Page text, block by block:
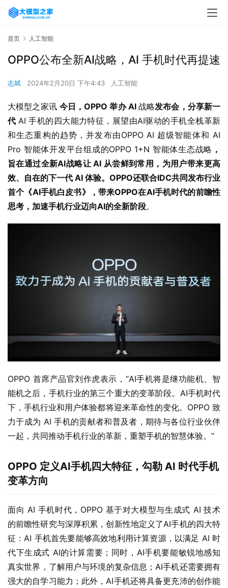
首页 人工智能
OPPO公布全新AI战略，AI 手机时代再提速
志斌 2024年2月20日 下午4:43 人工智能
大模型之家讯 今日，OPPO 举办 AI 战略发布会，分享新一
代 AI 手机的四大能力特征，展望由AI驱动的手机全栈革新
和生态重构的趋势，并发布由OPPO AI 超级智能体和 AI
Pro 智能体开发平台组成的OPPO 1+N 智能体生态战略 ，
旨在通过全新AI战略让 AI 从尝鲜到常用，为用户带来更高
效、自在的下一代 AI 体验。OPPO还联合IDC共同发布行业
首个《AI手机白皮书》，带来OPPO在AI手机时代的前瞻性
思考，加速手机行业迈向AI的全新阶段。
OPPO 首席产品官刘作虎表示，“AI手机将是继功能机、智
能机之后，手机行业的第三个重大的变革阶段。AI手机时代
下，手机行业和用户体验都将迎来革命性的变化。OPPO 致
力于成为 AI 手机的贡献者和普及者，期待与各位行业伙伴
一起，共同推动手机行业的革新，重塑手机的智慧体验。”
OPPO 定义AI手机四大特征，勾勒 AI 时代手机
变革方向
面向 AI 手机时代，OPPO 基于对大模型与生成式 AI 技术
的前瞻性研究与深厚积累，创新性地定义了AI手机的四大特
征：AI 手机首先要能够高效地利用计算资源，以满足 AI 时
代下生成式 AI的计算需要；同时，AI手机要能敏锐地感知
真实世界，了解用户与环境的复杂信息；AI手机还需要拥有
强大的自学习能力；此外，AI手机还将具备更充沛的创作能